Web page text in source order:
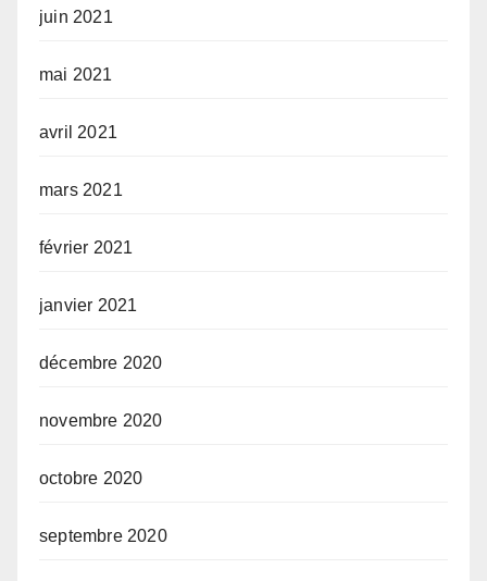
juin 2021
mai 2021
avril 2021
mars 2021
février 2021
janvier 2021
décembre 2020
novembre 2020
octobre 2020
septembre 2020